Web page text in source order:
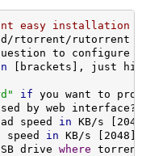
stat.
id.
easy installation
rtorrent/rutorrent
to configure
[brackets], just hit
if you want to
by web interface?
speed in KB/s [2048]:
speed in KB/s [2048]:
drive where torrent